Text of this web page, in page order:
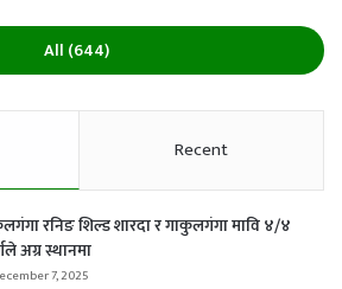
All (644)
Recent
रनिङ शिल्ड शारदा र गाकुलगंगा मावि ४/४
अग्र स्थानमा
7, 2025